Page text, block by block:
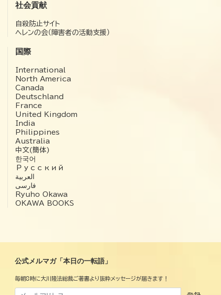
社会貢献
自殺防止サイト
ヘレンの会（障害者の活動支援）
国際
International
North America
Canada
Deutschland
France
United Kingdom
India
Philippines
Australia
中文(簡体)
한국어
Русский
العربية‏
فارسی
Ryuho Okawa
OKAWA BOOKS
公式メルマガ「本日の一転語」
毎朝8時に大川隆法総裁ご著書より抜粋メッセージが届きます！